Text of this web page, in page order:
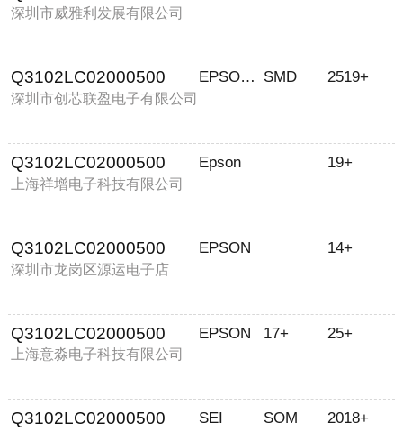
深圳市威雅利发展有限公司
Q3102LC02000500
深圳市创芯联盈电子有限公司
EPSON/爱普生 SMD 2519+
Q3102LC02000500
上海祥增电子科技有限公司
Epson 19+
Q3102LC02000500
深圳市龙岗区源运电子店
EPSON 14+
Q3102LC02000500
上海意淼电子科技有限公司
EPSON 17+ 25+
Q3102LC02000500 SEI SOM 2018+